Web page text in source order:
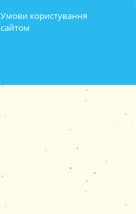
Умови користування
сайтом